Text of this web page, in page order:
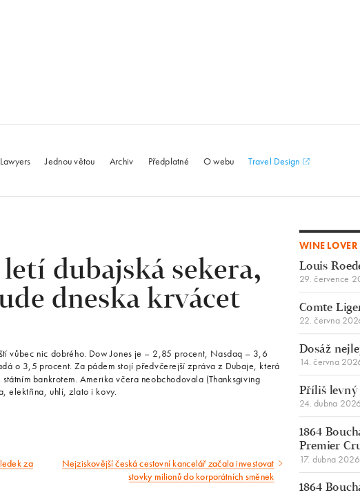
Lawyers Jednou větou Archiv Předplatné O webu Travel Design
dubajská sekera,
dneska krvácet
vůbec nic dobrého. Dow Jones je – 2,85 procent, Nasdaq – 3,6
o 3,5 procent. Za pádem stojí předvčerejší zpráva z Dubaje, která
bankrotem. Amerika včera neobchodovala (Thanksgiving
elektřina, uhlí, zlato i kovy.
za
Následující
Nejziskovější česká cestovní kancelář začala investovat
stovky milionů do korporátních směnek
WINE LOVER
Louis
29. července
Comte
22. června
Dosáž
14. června
Příliš levný
24. dubna
1864
Premier
17. dubna
1864